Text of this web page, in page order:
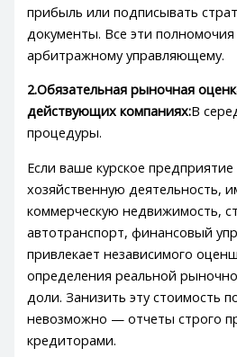
прибыль или подписывать
документы. Все эти
арбитражному управляющему.
2.Обязательная рыночная
действующих компаниях:В
процедуры.
Если ваше курское
хозяйственную деятельность,
коммерческую недвижимость,
автотранспорт, финансовый
привлекает независимого
определения реальной
доли. Занизить эту стоимость
невозможно — отчеты строго
кредиторами.